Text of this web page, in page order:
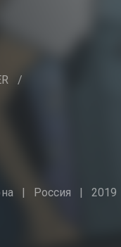
/
Россия 2019